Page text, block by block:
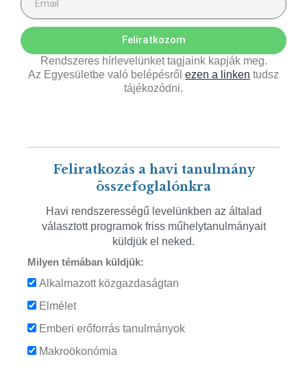
Feliratkozom
Rendszeres hírlevelünket tagjaink kapják meg.
Az Egyesületbe való belépésről ezen a linken tudsz
tájékozódni.
Feliratkozás a havi tanulmány
összefoglalónkra
Havi rendszerességű levelünkben az általad
választott programok friss műhelytanulmányait
küldjük el neked.
Milyen témában küldjük:
Alkalmazott közgazdaságtan
Elmélet
Emberi erőforrás tanulmányok
Makroökonómia